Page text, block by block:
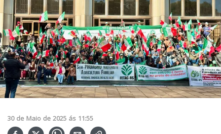
30 de Maio de 2025 ás 11:55